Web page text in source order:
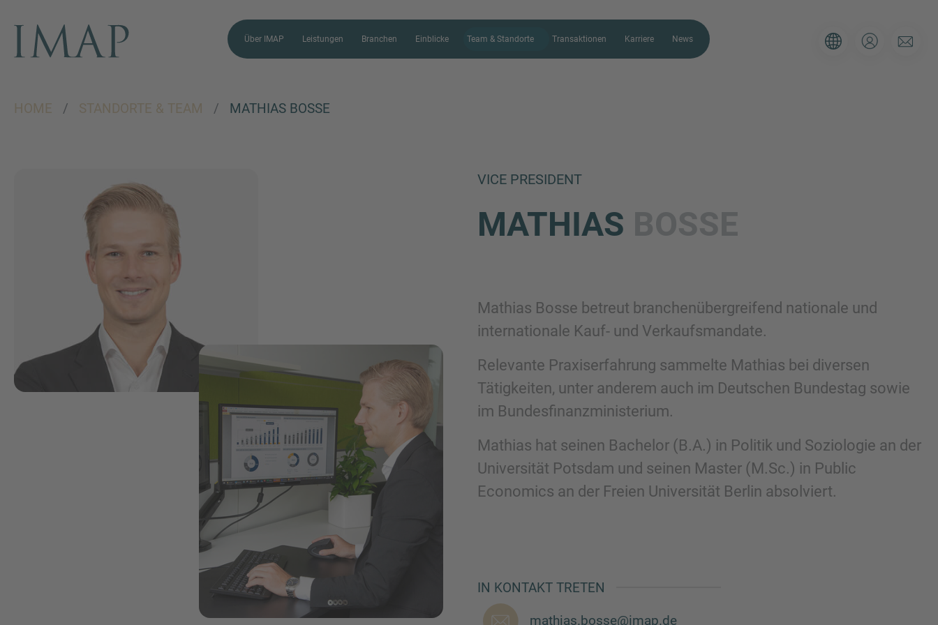
Über IMAP Leistungen Branchen Einblicke Team & Standorte Transaktionen Karriere News
HOME / STANDORTE & TEAM / MATHIAS BOSSE
VICE PRESIDENT
MATHIAS
Mathias Bosse betreut branchenübergreifend nationale und
internationale Kauf- und Verkaufsmandate.
Relevante Praxiserfahrung sammelte Mathias bei diversen
Tätigkeiten, unter anderem auch im Deutschen Bundestag sowie
im Bundesfinanzministerium.
Mathias hat seinen Bachelor (B.A.) in Politik und Soziologie an der
Universität Potsdam und seinen Master (M.Sc.) in Public
Economics an der Freien Universität Berlin absolviert.
IN KONTAKT TRETEN
mathias.bosse@imap.de
UNS AN
folgende Formular, um uns mehr über Ihre aktuelle Situation zu
E-Mail
Telefon
Anfrage senden